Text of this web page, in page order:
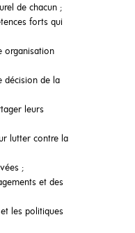
de chacun ;
forts qui
organisation
décision de la
leurs
lutter contre la
;
et des
les politiques